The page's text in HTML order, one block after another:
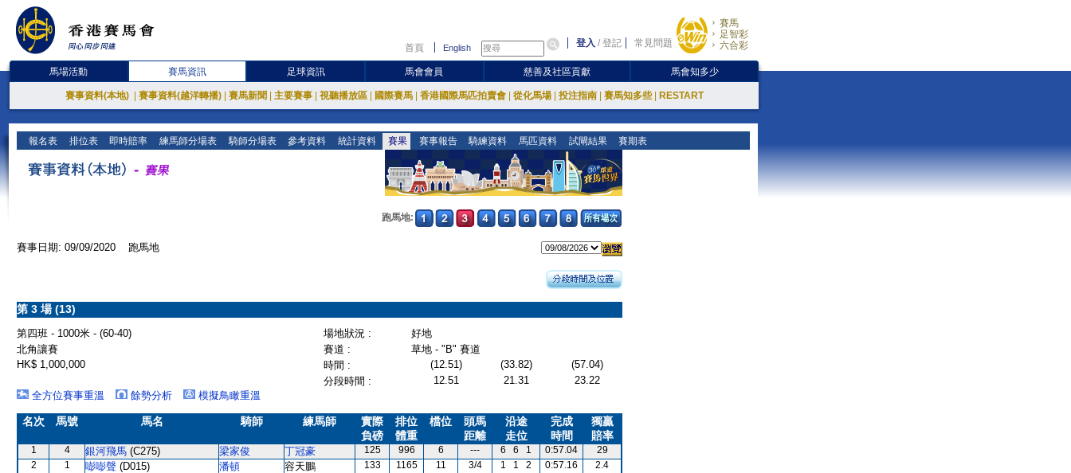
首頁 English 登入 /登記 常見問題
賽馬
足智彩
六合彩
馬場活動 賽馬資訊 足球資訊 馬會會員 慈善及社區貢獻 馬會知多少
賽事資料(本地) 賽事資料(越洋轉播) 賽馬新聞 主要賽事 視聽播放區 國際賽馬 香港國際馬匹拍賣會 從化馬場 投注指南 賽馬知多些 RESTART
報名表 排位表 即時賠率 練馬師分場表 騎師分場表 參考資料 統計資料 賽果 賽事報告 騎練資料 馬匹資料 試閘結果 賽期表
跑馬地:
賽事日期: 09/09/2020 跑馬地
第 3 場 (13)
第四班 - 1000米 - (60-40) 場地狀況 :
好地
北角讓賽
賽道 :
草地 - "B" 賽道
HK$ 1,000,000
時間 : (12.51) (33.82)
(57.04)
分段時間 :
12.51 21.31
23.22
全方位賽事重溫
餘勢分析 模擬鳥瞰重溫
名次 馬號 馬名 騎師 練馬師
實際
負磅
排位
體重
檔位
頭馬
距離
沿途
走位
完成
時間
獨贏
賠率
1 4 銀河飛馬 (C275) 梁家俊 丁冠豪 125 996 6 --- 6 6 1 0:57.04
29
2
1 嘭嘭聲 (D015) 潘頓 容天鵬 133 1165 11 3/4 1 1 2 0:57.16
2.4